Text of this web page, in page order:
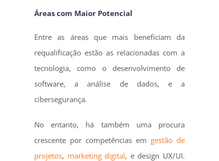
Áreas com Maior Potencial
Entre as áreas que mais beneficiam da
requalificação estão as relacionadas com a
tecnologia, como o desenvolvimento de
software, a análise de dados, e a
cibersegurança.
No entanto, há também uma procura
crescente por competências emgestão de
projetos, marketing digital, e design UX/UI.